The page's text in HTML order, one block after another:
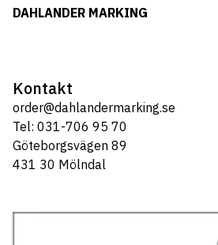
DAHLANDER MARKING
Kontakt
order@dahlandermarking.se
Tel: 031-706 95 70
Göteborgsvägen 89
431 30 Mölndal